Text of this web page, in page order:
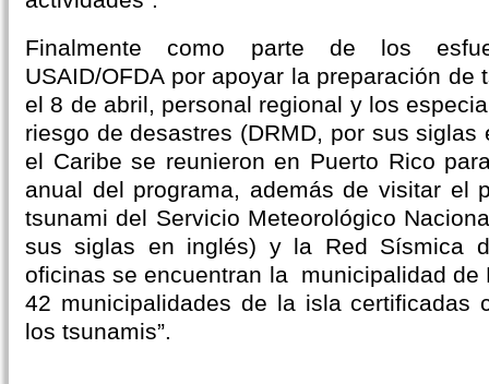
Finalmente como parte de los
USAID/OFDA por apoyar la preparación de
el 8 de abril, personal regional y los
riesgo de desastres (DRMD, por sus siglas
el Caribe se reunieron en Puerto Rico
anual del programa, además de visitar el
tsunami del Servicio Meteorológico
sus siglas en inglés) y la Red Sísmica
oficinas se encuentran la municipalidad de
42 municipalidades de la isla certificadas
los tsunamis”.